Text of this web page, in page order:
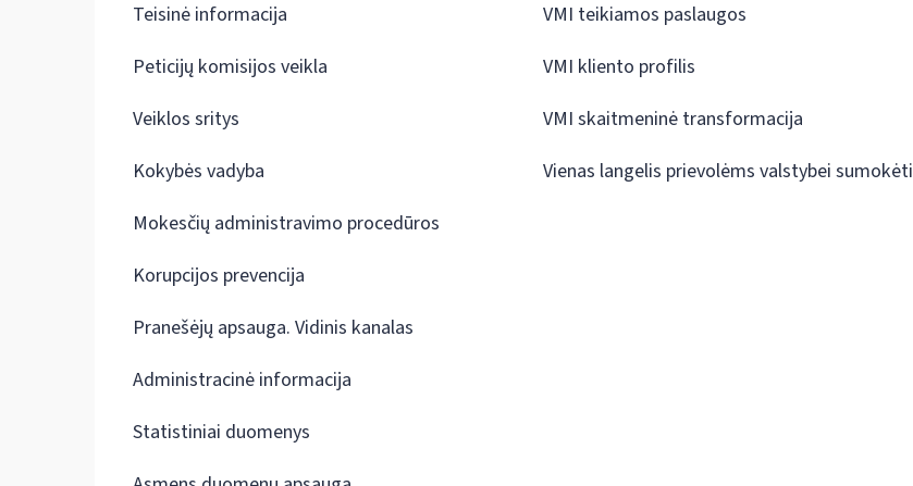
Teisinė informacija
Peticijų komisijos veikla
Veiklos sritys
Kokybės vadyba
Mokesčių administravimo procedūros
Korupcijos prevencija
Pranešėjų apsauga. Vidinis kanalas
Administracinė informacija
Statistiniai duomenys
VMI teikiamos paslaugos
VMI kliento profilis
VMI skaitmeninė transformacija
Vienas langelis prievolėms valstybei sumokėti